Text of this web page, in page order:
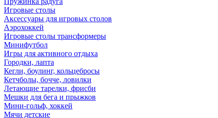
Игровые столы
Аксессуары для игровых столов
Аэрохоккей
Игровые столы трансформеры
Минифутбол
Игры для активного отдыха
Городки, лапта
Кегли, боулинг, кольцебросы
Кетчболы, бочче, ловилки
Летающие тарелки, фрисби
Мешки для бега и прыжков
Мини-гольф, хоккей
Мячи детские